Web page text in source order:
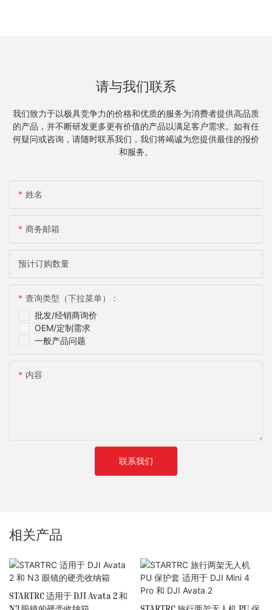
请与我们联系
我们致力于以极具竞争力的价格和优质的服务为消费者提供高品质
的产品，并不断研发更多更有价值的产品以满足客户需求。如有任
何疑问或咨询，请随时联系我们，我们将竭诚为您提供最佳的报价
和服务。
姓名
商务邮箱
预计订购数量
批发/经销商询价
OEM/定制需求
一般产品问题
查询类型（下拉菜单）：
内容
联系我们
相关产品
STARTRC 适用于 DJI Avata 2 和